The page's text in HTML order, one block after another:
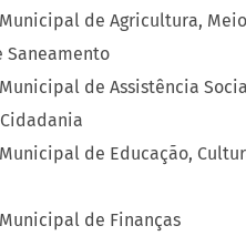
de Agricultura, Meio
Saneamento
de Assistência
de Educação,
de Finanças